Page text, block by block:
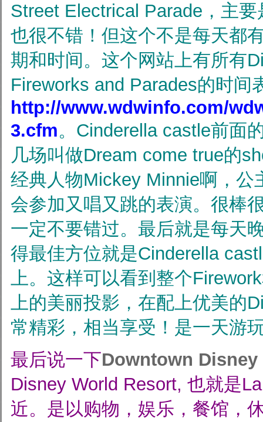
Street Electrical Parade，主
也很不错！但这个不是每天都
期和时间。这个网站上有所有
Fireworks and Parades的时间
http://www.wdwinfo.com/
3.cfm。Cinderella castle前面
几场叫做Dream come true的
经典人物Mickey Minnie啊，公
会参加又唱又跳的表演。很棒
一定不要错过。最后就是每天
得最佳方位就是Cinderella
上。这样可以看到整个
上的美丽投影，在配上优美的
常精彩，相当享受！是一天游
最后说一下Downtown Disney
Disney World Resort, 也就是
近。是以购物，娱乐，餐馆，